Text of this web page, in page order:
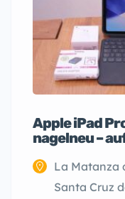
Apple iPad
nagelneu –
La Matanza
Santa Cruz